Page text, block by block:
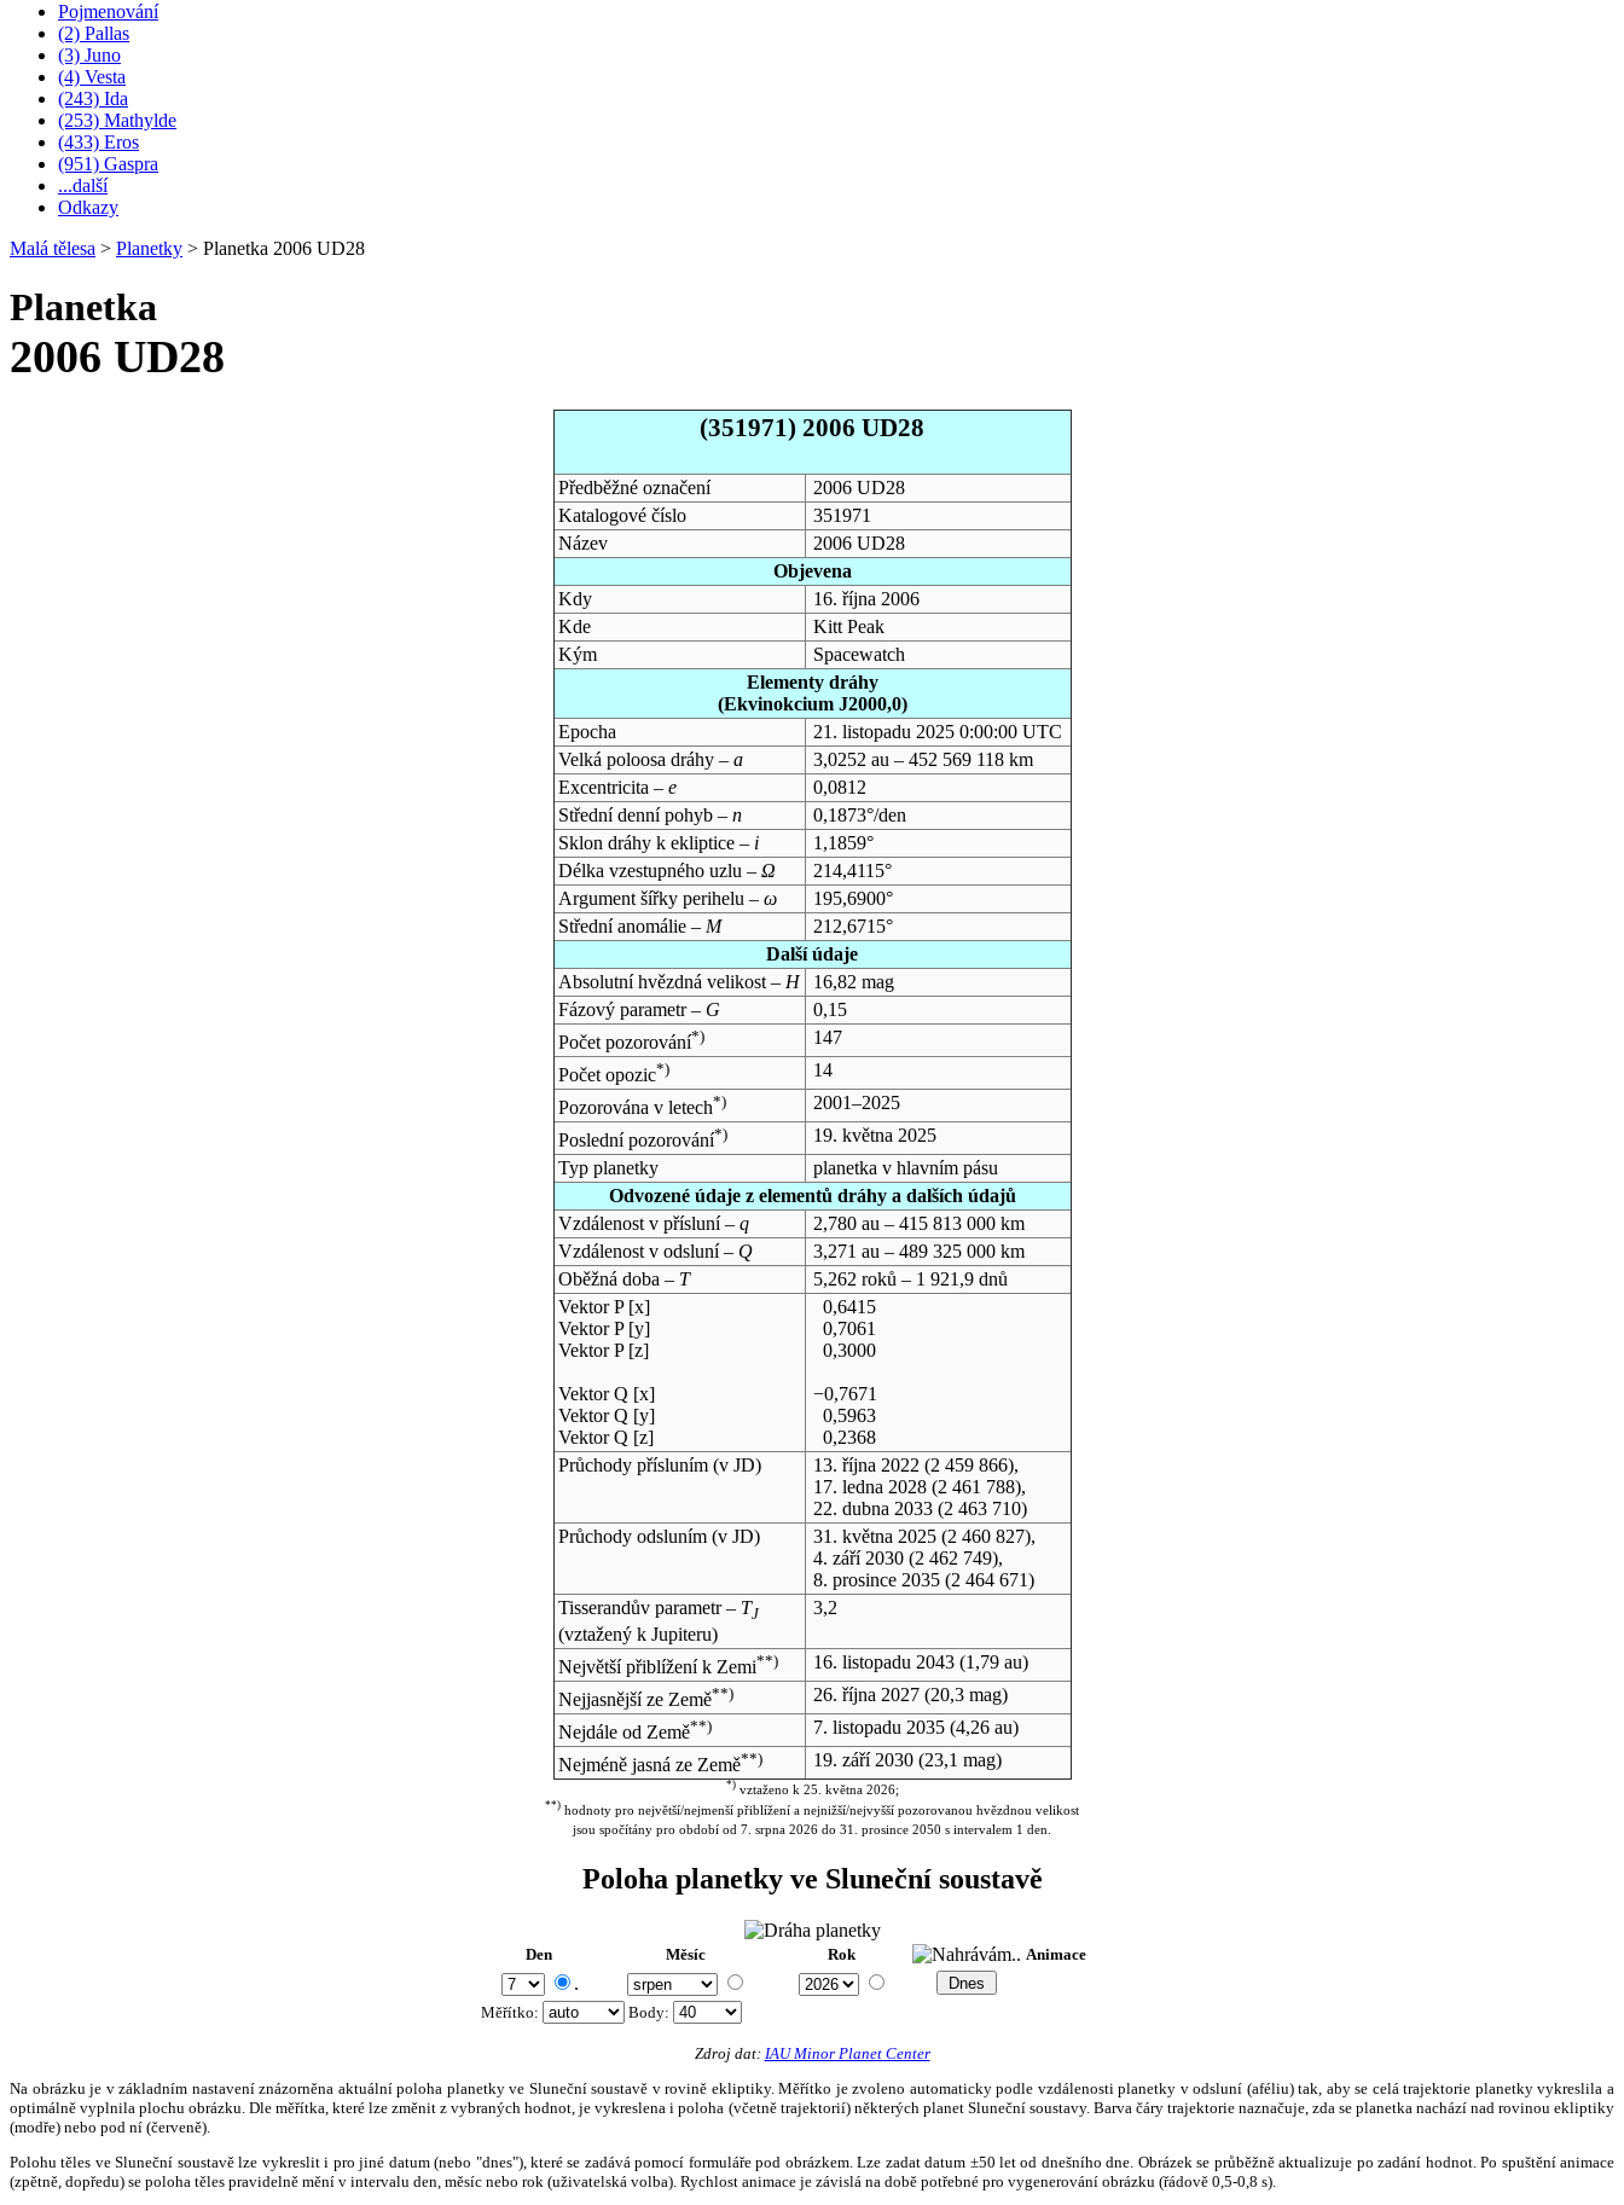
Pojmenování
(2) Pallas
(3) Juno
(4) Vesta
(243) Ida
(253) Mathylde
(433) Eros
(951) Gaspra
...další
Odkazy
Malá tělesa > Planetky > Planetka 2006 UD28
Planetka
2006 UD28
(351971) 2006 UD28
Předběžné označení
2006 UD28
Katalogové číslo
351971
Název
2006 UD28
Objevena
Kdy
16. října 2006
Kde
Kitt Peak
Kým
Spacewatch
Elementy dráhy
(Ekvinokcium J2000,0)
Epocha
21. listopadu 2025 0:00:00 UTC
Velká poloosa dráhy – a
3,0252 au – 452 569 118 km
Excentricita – e
0,0812
Střední denní pohyb – n
0,1873°/den
Sklon dráhy k ekliptice – i
1,1859°
Délka vzestupného uzlu – Ω
214,4115°
Argument šířky perihelu – ω
195,6900°
Střední anomálie – M
212,6715°
Další údaje
Absolutní hvězdná velikost – H
16,82 mag
Fázový parametr – G
0,15
Počet pozorování*)
147
Počet opozic*)
14
Pozorována v letech*)
2001–2025
Poslední pozorování*)
19. května 2025
Typ planetky
planetka v hlavním pásu
Odvozené údaje z elementů dráhy a dalších údajů
Vzdálenost v přísluní – q
2,780 au – 415 813 000 km
Vzdálenost v odsluní – Q
3,271 au – 489 325 000 km
Oběžná doba – T
5,262 roků – 1 921,9 dnů
Vektor P [x]
Vektor P [y]
Vektor P [z]
Vektor Q [x]
Vektor Q [y]
Vektor Q [z]
0,6415
0,7061
0,3000
−0,7671
0,5963
0,2368
Průchody přísluním (v JD) 13. října 2022 (2 459 866),
17. ledna 2028(2 461 788),
22. dubna 2033(2 463 710)
Průchody odsluním (v JD) 31. května 2025(2 460 827),
4. září 2030(2 462 749),
8. prosince 2035(2 464 671)
Tisserandův parametr – TJ
(vztažený k Jupiteru)
3,2
Největší přiblížení k Zemi**) 16. listopadu 2043(1,79 au)
Nejjasnější ze Země**) 26. října 2027(20,3 mag)
Nejdále od Země**) 7. listopadu 2035(4,26 au)
Nejméně jasná ze Země**) 19. září 2030(23,1 mag)
*)vztaženo k 25. května 2026;
**) hodnoty pro největší/nejmenší přiblížení a nejnižší/nejvyšší pozorovanou hvězdnou velikost
jsou spočítány pro období od 7. srpna 2026 do 31. prosince 2050 s intervalem 1 den.
Poloha planetky ve Sluneční soustavě
Den Měsíc Rok Animace
.
Měřítko: Body:
Zdroj dat: IAU Minor Planet Center
Na obrázku je v základním nastavení znázorněna aktuální poloha planetky ve Sluneční soustavě v rovině ekliptiky. Měřítko je zvoleno automaticky podle vzdálenosti planetky v odsluní (aféliu) tak, aby se celá trajektorie planetky vykreslila a
optimálně vyplnila plochu obrázku. Dle měřítka, které lze změnit z vybraných hodnot, je vykreslena i poloha (včetně trajektorií) některých planet Sluneční soustavy. Barva čáry trajektorie naznačuje, zda se planetka nachází nad rovinou ekliptiky
(modře) nebo pod ní (červeně).
Polohu těles ve Sluneční soustavě lze vykreslit i pro jiné datum (nebo "dnes"), které se zadává pomocí formuláře pod obrázkem. Lze zadat datum ±50 let od dnešního dne. Obrázek se průběžně aktualizuje po zadání hodnot. Po spuštění animace
(zpětně, dopředu) se poloha těles pravidelně mění v intervalu den, měsíc nebo rok (uživatelská volba). Rychlost animace je závislá na době potřebné pro vygenerování obrázku (řádově 0,5-0,8 s).